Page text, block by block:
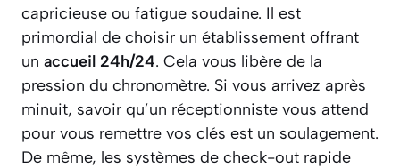
capricieuse ou fatigue soudaine. Il est
primordial de choisir un établissement offrant
un accueil 24h/24. Cela vous libère de la
pression du chronomètre. Si vous arrivez après
minuit, savoir qu’un réceptionniste vous attend
pour vous remettre vos clés est un soulagement.
De même, les systèmes de check-out rapide